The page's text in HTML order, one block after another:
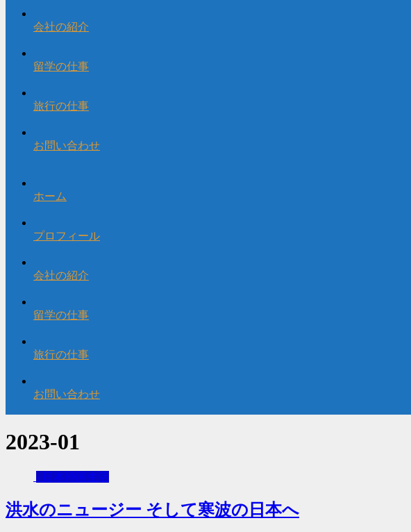
会社の紹介
留学の仕事
旅行の仕事
お問い合わせ
ホーム
プロフィール
会社の紹介
留学の仕事
旅行の仕事
お問い合わせ
2023-01
- 日本帰国生活
洪水のニュージー そして寒波の日本へ